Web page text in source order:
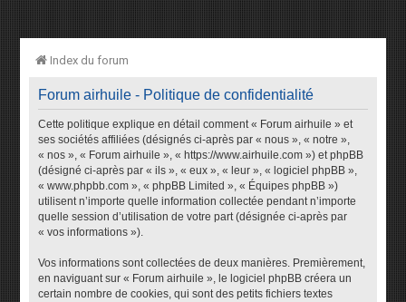
Index du forum
Forum airhuile - Politique de confidentialité
Cette politique explique en détail comment « Forum airhuile » et
ses sociétés affiliées (désignés ci-après par « nous », « notre »,
« nos », « Forum airhuile », « https://www.airhuile.com ») et phpBB
(désigné ci-après par « ils », « eux », « leur », « logiciel phpBB »,
« www.phpbb.com », « phpBB Limited », « Équipes phpBB »)
utilisent n’importe quelle information collectée pendant n’importe
quelle session d’utilisation de votre part (désignée ci-après par
« vos informations »).
Vos informations sont collectées de deux manières. Premièrement,
en naviguant sur « Forum airhuile », le logiciel phpBB créera un
certain nombre de cookies, qui sont des petits fichiers textes